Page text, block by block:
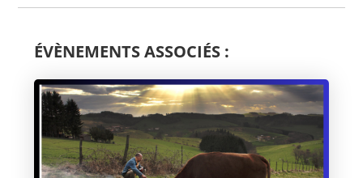
ÉVÈNEMENTS ASSOCIÉS :